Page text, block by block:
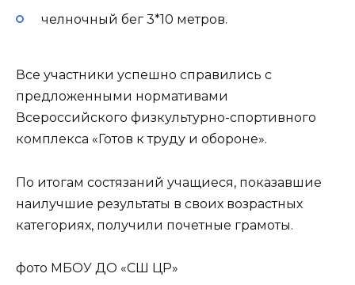
челночный бег 3*10 метров.
Все участники успешно справились с
предложенными нормативами
Всероссийского физкультурно-спортивного
комплекса «Готов к труду и обороне».
По итогам состязаний учащиеся, показавшие
наилучшие результаты в своих возрастных
категориях, получили почетные грамоты.
фото МБОУ ДО «СШ ЦР»